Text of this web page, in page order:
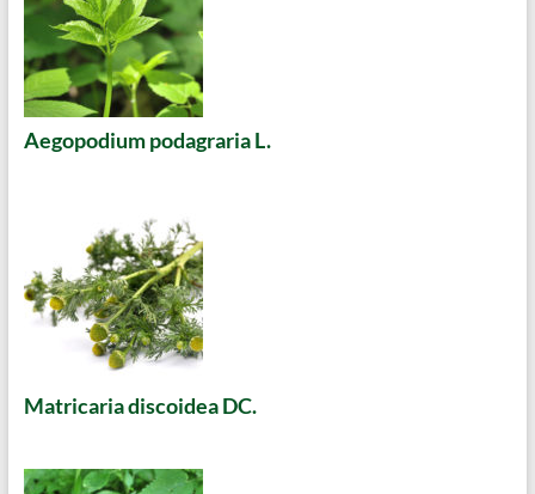
Aegopodium podagraria L.
Matricaria discoidea DC.